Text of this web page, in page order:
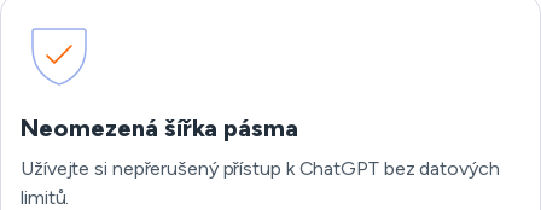
Neomezená šířka pásma
Užívejte si nepřerušený přístup k ChatGPT bez datových
limitů.